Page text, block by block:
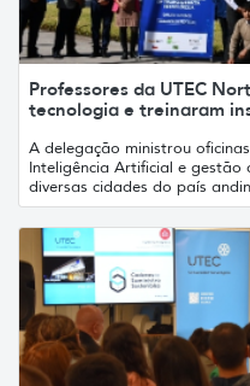
Professores da UTEC
tecnologia e treinaram
A delegação ministrou
Inteligência Artificial e
diversas cidades do país